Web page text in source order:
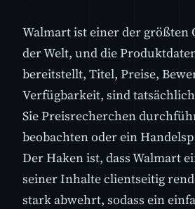
Walmart ist einer der größten
der Welt, und die
bereitstellt, Titel, Preise,
Verfügbarkeit, sind
Sie Preisrecherchen
beobachten oder ein
Der Haken ist, dass Walmart
seiner Inhalte clientseitig
stark abwehrt, sodass ein